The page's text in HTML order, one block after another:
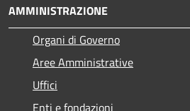
AMMINISTRAZIONE
Organi di Governo
Aree Amministrative
Uffici
Enti e fondazioni